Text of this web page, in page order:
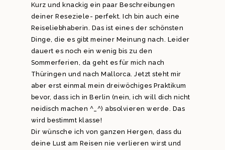
Kurz und knackig ein paar Beschreibungen
deiner Reseziele- perfekt. Ich bin auch eine
Reiseliebhaberin. Das ist eines der schönsten
Dinge, die es gibt meiner Meinung nach. Leider
dauert es noch ein wenig bis zu den
Sommerferien, da geht es für mich nach
Thüringen und nach Mallorca. Jetzt steht mir
aber erst einmal mein dreiwöchiges Praktikum
bevor, dass ich in Berlin (nein, ich will dich nicht
neidisch machen ^_^) absolvieren werde. Das
wird bestimmt klasse!
Dir wünsche ich von ganzen Hergen, dass du
deine Lust am Reisen nie verlieren wirst und